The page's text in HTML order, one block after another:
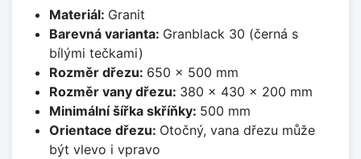
Materiál: Granit
Barevná varianta: Granblack 30 (černá s
bílými tečkami)
Rozměr dřezu: 650 x 500 mm
Rozměr vany dřezu: 380 x 430 x 200 mm
Minimální šířka skříňky: 500 mm
Orientace dřezu: Otočný, vana dřezu může
být vlevo i vpravo